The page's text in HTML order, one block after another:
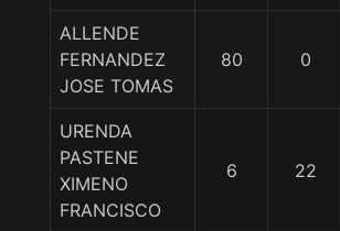
ALLENDE
FERNANDEZ
JOSE TOMAS
80 0
URENDA
PASTENE
XIMENO
FRANCISCO
6 22